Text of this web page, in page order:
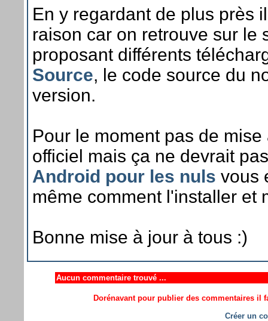
En y regardant de plus près
raison car on retrouve sur le
proposant différents
Source, le code source du
version.
Pour le moment pas de
officiel mais ça ne devrait
Android pour les nuls vous
même comment l'installer et
Bonne mise à jour à tous :)
Aucun commentaire trouvé ...
Dorénavant pour publier des commentaires il
Créer un